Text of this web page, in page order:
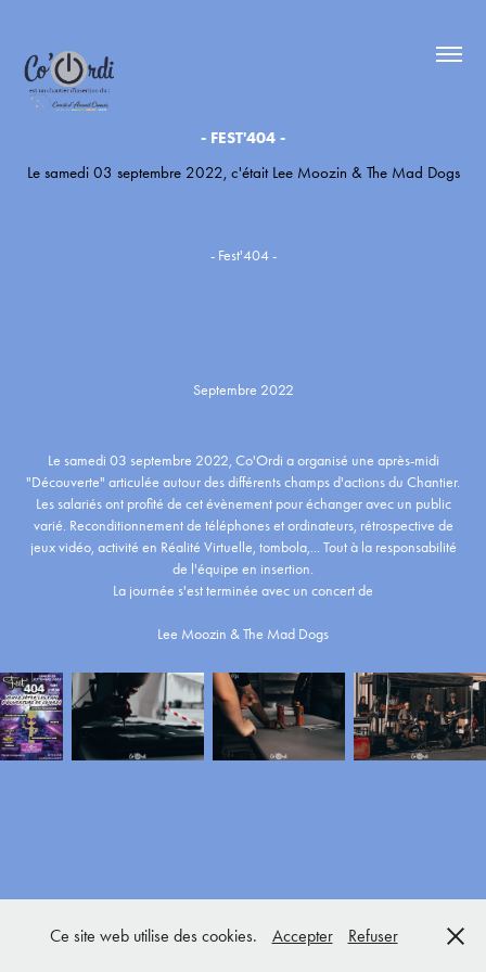
- FEST'404 -
Le samedi 03 septembre 2022, c'était Lee Moozin & The Mad Dogs
- Fest'404 -
Septembre 2022
Le samedi 03 septembre 2022, Co'Ordi a organisé une après-midi
"Découverte" articulée autour des différents champs d'actions du Chantier.
Les salariés ont profité de cet évènement pour échanger avec un public
varié. Reconditionnement de téléphones et ordinateurs, rétrospective de
jeux vidéo, activité en Réalité Virtuelle, tombola,... Tout à la responsabilité
de l'équipe en insertion.
La journée s'est terminée avec un concert de
Lee Moozin & The Mad Dogs
Ce site web utilise des cookies. Accepter Refuser